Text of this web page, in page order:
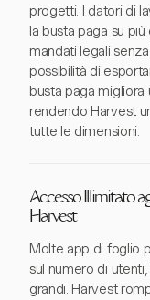
progetti. I datori di
la busta paga su
mandati legali
possibilità di
busta paga
rendendo Harvest
tutte le dimensioni.
Accesso Illimitato
Harvest
Molte app di foglio
sul numero di
grandi. Harvest